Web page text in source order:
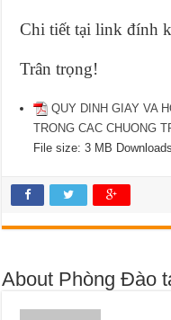
Chi tiết tại link đính
Trân trọng!
QUY DINH GIAY VA
TRONG CAC CHUONG
File size: 3 MB
About Phòng Đào